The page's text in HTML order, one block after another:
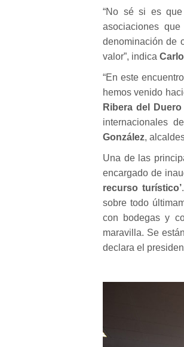
“No sé si es
asociaciones
denominación de
valor”, indica
“En este
hemos venido
Ribera del Duero
internacionales
González,
Una de las
encargado de
recurso turístico’
sobre todo
con bodegas y
maravilla. Se
declara el